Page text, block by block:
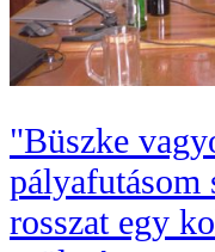
"Büszke
pályafutásom
rosszat egy